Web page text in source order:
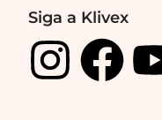
Siga a Klivex